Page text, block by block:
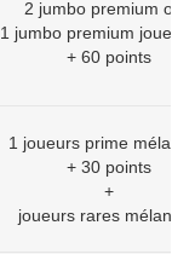
2 jumbo premium or +
1 jumbo premium
+ 60 points
1 joueurs prime
+ 30 points
+
joueurs rares